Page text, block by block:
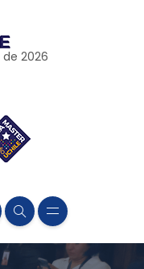
de 2026